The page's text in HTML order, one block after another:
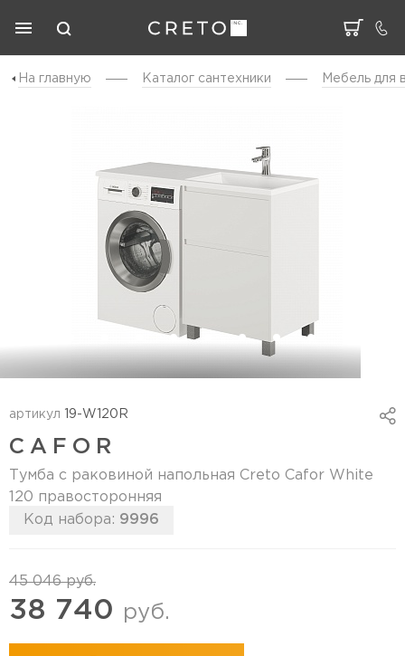
На главную Каталог cантехники Мебель для
артикул 19-W120R
CAFOR
Тумба с раковиной напольная Creto Cafor White
120 правосторонняя
Код набора: 9996
45 046руб.
38 740 руб.